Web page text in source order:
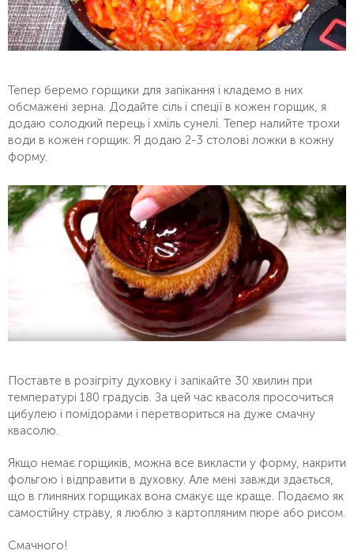
Тепер беремо горщики для запікання і кладемо в них
обсмажені зерна. Додайте сіль і спеції в кожен горщик, я
додаю солодкий перець і хміль сунелі. Тепер налийте трохи
води в кожен горщик. Я додаю 2-3 столові ложки в кожну
форму.
Поставте в розігріту духовку і запікайте 30 хвилин при
температурі 180 градусів. За цей час квасоля просочиться
цибулею і помідорами і перетвориться на дуже смачну
квасолю.
Якщо немає горщиків, можна все викласти у форму, накрити
фольгою і відправити в духовку. Але мені завжди здається,
що в глиняних горщиках вона смакує ще краще. Подаємо як
самостійну страву, я люблю з картопляним пюре або рисом.
Смачного!